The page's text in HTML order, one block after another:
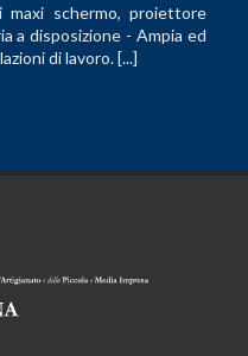
schermo, proiettore
a disposizione - Ampia ed
di lavoro. [...]